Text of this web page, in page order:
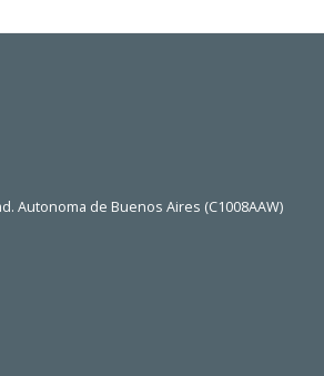
Autonoma de Buenos Aires (C1008AAW)